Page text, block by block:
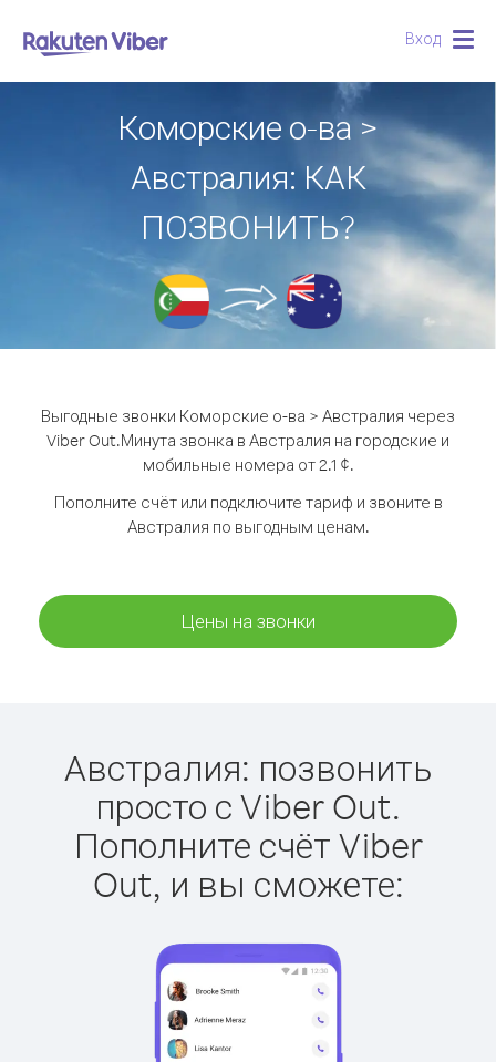
Вход
Коморские о-ва >
Австралия: КАК
ПОЗВОНИТЬ?
Выгодные звонки Коморские о-ва > Австралия через
Viber Out.Минута звонка в Австралия на городские и
мобильные номера от 2.1 ¢.
Пополните счёт или подключите тариф и звоните в
Австралия по выгодным ценам.
Цены на звонки
Австралия: позвонить
просто с Viber Out.
Пополните счёт Viber
Out, и вы сможете: